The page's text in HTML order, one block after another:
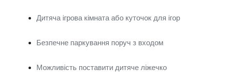
Дитяча ігрова кімната або куточок для ігор
Безпечне паркування поруч з входом
Можливість поставити дитяче ліжечко